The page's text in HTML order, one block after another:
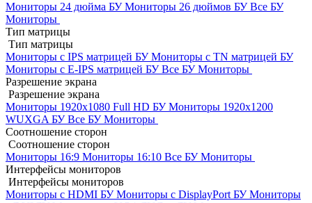
Мониторы 24 дюйма БУМониторы 26 дюймов БУВсе БУ
Мониторы
Тип матрицы
Тип матрицы
Мониторы с IPS матрицей БУМониторы с TN матрицей БУ
Мониторы с E-IPS матрицей БУВсе БУ Мониторы
Разрешение экрана
Разрешение экрана
Мониторы 1920x1080 Full HD БУМониторы 1920x1200
WUXGA БУВсе БУ Мониторы
Соотношение сторон
Соотношение сторон
Мониторы 16:9 Мониторы 16:10 Все БУ Мониторы
Интерфейсы мониторов
Интерфейсы мониторов
Мониторы с HDMI БУМониторы с DisplayPort БУМониторы